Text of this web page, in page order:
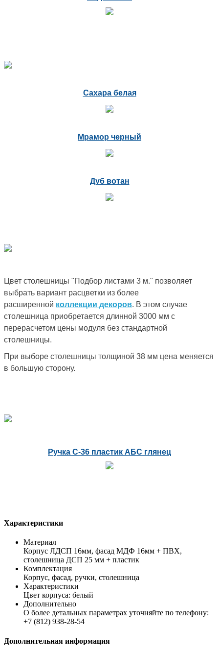
Сахара белая
Мрамор черный
Дуб вотан
Цвет столешницы "Подбор листами 3 м." позволяет
выбрать вариант расцветки из более
расширенной коллекции декоров. В этом случае
столешница приобретается длинной 3000 мм с
перерасчетом цены модуля без стандартной
столешницы.
При выборе столешницы толщиной 38 мм цена меняется
в большую сторону.
Ручка С-36 пластик АБС глянец
Характеристики
Материал
Корпус ЛДСП 16мм, фасад МДФ 16мм + ПВХ,
столешница ДСП 25 мм + пластик
Комплектация
Корпус, фасад, ручки, столешница
Характеристики
Цвет корпуса: белый
Дополнительно
О более детальных параметрах уточняйте по телефону:
+7 (812) 938-28-54
Дополнительная информация